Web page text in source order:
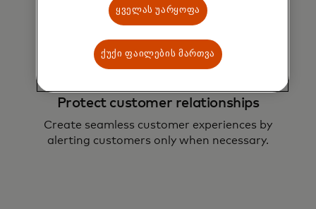
Protect customer relationships
Create seamless customer experiences by
alerting customers only when necessary.
ყველას უარყოფა
ქუქი ფაილების მართვა